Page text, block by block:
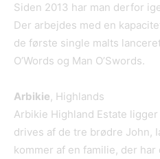
Siden 2013 har man derfor
Der arbejdes med en
de første single malts
O’Words og Man O’Swords.
Arbikie, Highlands
Arbikie Highland Estate
drives af de tre brødre John,
kommer af en familie, der